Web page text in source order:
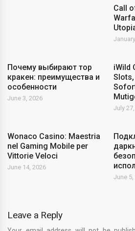
Call
Почему выбирают тор
кракен: преимущества и
особенности
June 3, 2026
iWild
July
Wonaco Casino: Maestria
nel Gaming Mobile per
Vittorie Veloci
June 14, 2026
June 5,
Leave a Reply